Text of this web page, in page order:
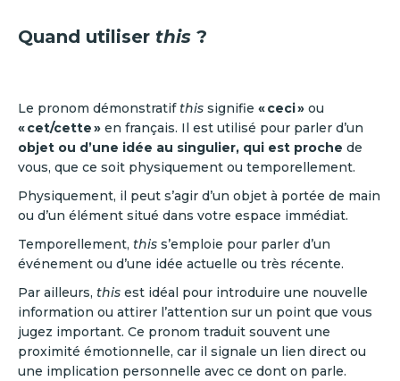
Quand utiliser this ?
Le pronom démonstratifthis signifie « ceci » ou
« cet/cette » en français. Il est utilisé pour parler d’un
objet ou d’une idée au singulier, qui est proche de
vous, que ce soit physiquement ou temporellement.
Physiquement, il peut s’agir d’un objet à portée de main
ou d’un élément situé dans votre espace immédiat.
Temporellement, this s’emploie pour parler d’un
événement ou d’une idée actuelle ou très récente.
Par ailleurs, this est idéal pour introduire une nouvelle
information ou attirer l’attention sur un point que vous
jugez important. Ce pronom traduit souvent une
proximité émotionnelle, car il signale un lien direct ou
une implication personnelle avec ce dont on parle.